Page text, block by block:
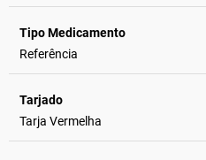
Tipo Medicamento
Referência
Tarjado
Tarja Vermelha